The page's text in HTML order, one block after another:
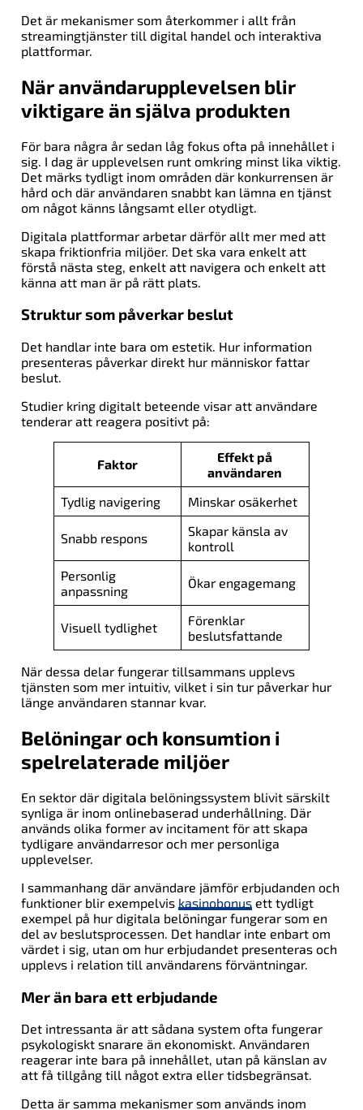
Det är mekanismer som återkommer i allt från
streamingtjänster till digital handel och interaktiva
plattformar.
När användarupplevelsen blir
viktigare än själva produkten
För bara några år sedan låg fokus ofta på innehållet i
sig. I dag är upplevelsen runt omkring minst lika viktig.
Det märks tydligt inom områden där konkurrensen är
hård och där användaren snabbt kan lämna en tjänst
om något känns långsamt eller otydligt.
Digitala plattformar arbetar därför allt mer med att
skapa friktionfria miljöer. Det ska vara enkelt att
förstå nästa steg, enkelt att navigera och enkelt att
känna att man är på rätt plats.
Struktur som påverkar beslut
Det handlar inte bara om estetik. Hur information
presenteras påverkar direkt hur människor fattar
beslut.
Studier kring digitalt beteende visar att användare
tenderar att reagera positivt på:
Faktor
Effekt på
användaren
Tydlig navigering
Minskar osäkerhet
Snabb respons
Skapar känsla av
kontroll
Personlig
anpassning
Ökar engagemang
Visuell tydlighet
Förenklar
beslutsfattande
När dessa delar fungerar tillsammans upplevs
tjänsten som mer intuitiv, vilket i sin tur påverkar hur
länge användaren stannar kvar.
Belöningar och konsumtion i
spelrelaterade miljöer
En sektor där digitala belöningssystem blivit särskilt
synliga är inom onlinebaserad underhållning. Där
används olika former av incitament för att skapa
tydligare användarresor och mer personliga
upplevelser.
I sammanhang där användare jämför erbjudanden och
funktioner blir exempelvis kasinobonusett tydligt
exempel på hur digitala belöningar fungerar som en
del av beslutsprocessen. Det handlar inte enbart om
värdet i sig, utan om hur erbjudandet presenteras och
upplevs i relation till användarens förväntningar.
Mer än bara ett erbjudande
Det intressanta är att sådana system ofta fungerar
psykologiskt snarare än ekonomiskt. Användaren
reagerar inte bara på innehållet, utan på känslan av
att få tillgång till något extra eller tidsbegränsat.
Detta är samma mekanismer som används inom